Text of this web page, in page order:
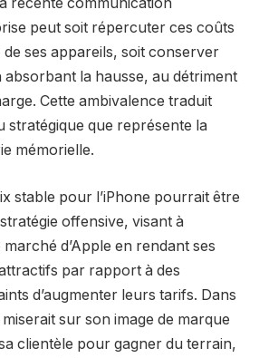
peut soit répercuter ces coûts
ses appareils, soit conserver
absorbant la hausse, au détriment
Cette ambivalence traduit
stratégique que représente la
mémorielle.
stable pour l’iPhone pourrait être
offensive, visant à
d’Apple en rendant ses
par rapport à des
d’augmenter leurs tarifs. Dans
sur son image de marque
clientèle pour gagner du terrain,